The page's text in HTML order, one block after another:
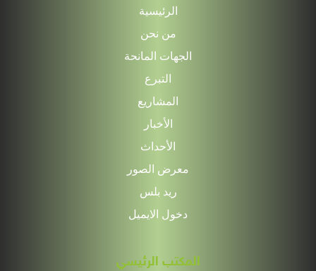
الرئيسية
من نحن
الجهات المانحة
التبرع
المشاريع
الأخبار
الأحداث
معرض الصور
ريد بلس
دخول الايميل
المكتب الرئيسي